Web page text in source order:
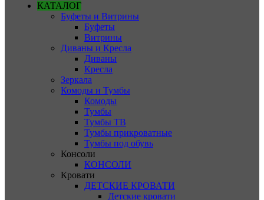
КАТАЛОГ
Буфеты и Витрины
Буфеты
Витрины
Диваны и Кресла
Диваны
Кресла
Зеркала
Комоды и Тумбы
Комоды
Тумбы
Тумбы ТВ
Тумбы прикроватные
Тумбы под обувь
Консоли
КОНСОЛИ
Кровати
ДЕТСКИЕ КРОВАТИ
Детские кровати